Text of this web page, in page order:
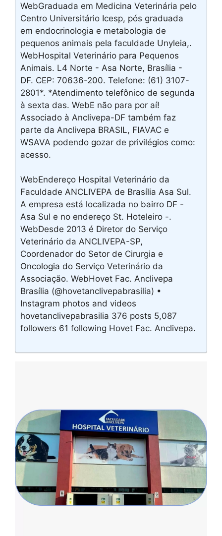
WebGraduada em Medicina Veterinária pelo
Centro Universitário Icesp, pós graduada
em endocrinologia e metabologia de
pequenos animais pela faculdade Unyleia,.
WebHospital Veterinário para Pequenos
Animais. L4 Norte - Asa Norte, Brasília -
DF. CEP: 70636-200. Telefone: (61) 3107-
2801*. *Atendimento telefônico de segunda
à sexta das. WebE não para por aí!
Associado à Anclivepa-DF também faz
parte da Anclivepa BRASIL, FIAVAC e
WSAVA podendo gozar de privilégios como:
acesso.
WebEndereço Hospital Veterinário da
Faculdade ANCLIVEPA de Brasília Asa Sul.
A empresa está localizada no bairro DF -
Asa Sul e no endereço St. Hoteleiro -.
WebDesde 2013 é Diretor do Serviço
Veterinário da ANCLIVEPA-SP,
Coordenador do Setor de Cirurgia e
Oncologia do Serviço Veterinário da
Associação. WebHovet Fac. Anclivepa
Brasília (@hovetanclivepabrasilia) •
Instagram photos and videos
hovetanclivepabrasilia 376 posts 5,087
followers 61 following Hovet Fac. Anclivepa.